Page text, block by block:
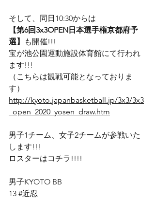
そして、同日10:30からは
【第6回3x3OPEN日本選手権京都府予
選】
も開催!!!
宝が池公園運動施設体育館にて行われ
ます!!!
（こちらは観戦可能となっておりま
す）
http://kyoto.japanbasketball.jp/3x3/3x3
_open_2020_yosen_draw.htm
男子1チーム、女子2チームが参戦いた
します!!!
ロスターはコチラ!!!!
男子KYOTO BB
13 #近忍